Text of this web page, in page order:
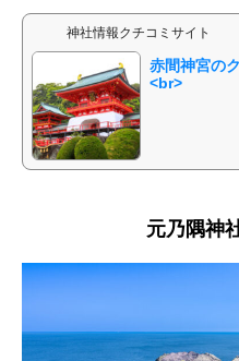
神社情報クチコミサイト
赤間神宮
元乃隅神